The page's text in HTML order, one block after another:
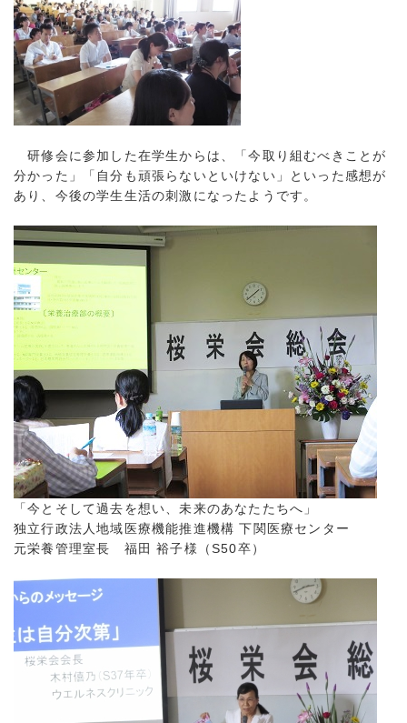
研修会に参加した在学生からは、「今取り組むべきことが
分かった」「自分も頑張らないといけない」といった感想が
あり、今後の学生生活の刺激になったようです。
「今とそして過去を想い、未来のあなたたちへ」
独立行政法人地域医療機能推進機構 下関医療センター
元栄養管理室長 福田 裕子様（S50卒）